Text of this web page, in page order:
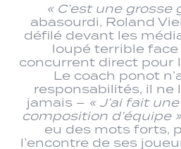
« C’est une grosse
abasourdi, Roland
défilé devant les
loupé terrible face
concurrent direct pour
Le coach ponot
responsabilités, il ne
jamais – « J’ai fait
composition d’équipe »
eu des mots forts,
l’encontre de ses